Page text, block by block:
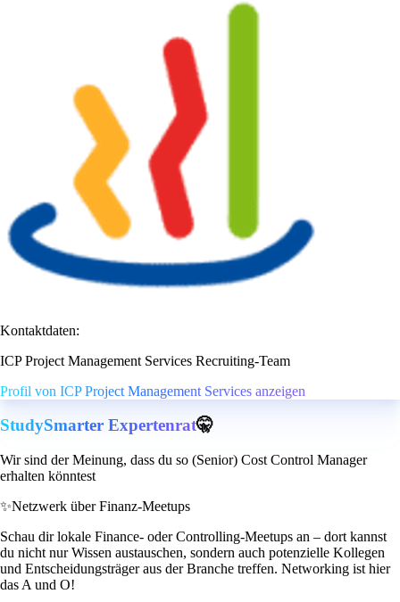
Kontaktdaten:
ICP Project Management Services Recruiting-Team
Profil von ICP Project Management Services anzeigen
StudySmarter Expertenrat🤫
Wir sind der Meinung, dass du so (Senior) Cost Control Manager
erhalten könntest
✨Netzwerk über Finanz-Meetups
Schau dir lokale Finance- oder Controlling-Meetups an – dort kannst
du nicht nur Wissen austauschen, sondern auch potenzielle Kollegen
und Entscheidungsträger aus der Branche treffen. Networking ist hier
das A und O!